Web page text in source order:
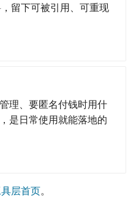
留下可被引用、可重现
理、要匿名付钱时用什
是日常使用就能落地的
层首页。